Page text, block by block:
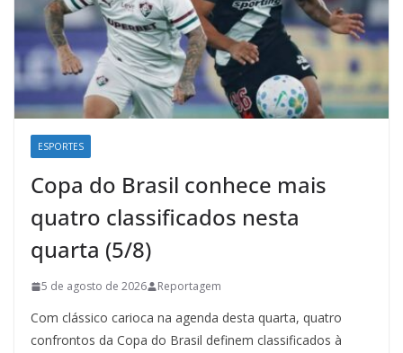
ESPORTES
Copa do Brasil conhece mais
quatro classificados nesta
quarta (5/8)
5 de agosto de 2026 Reportagem
Com clássico carioca na agenda desta quarta, quatro
confrontos da Copa do Brasil definem classificados à